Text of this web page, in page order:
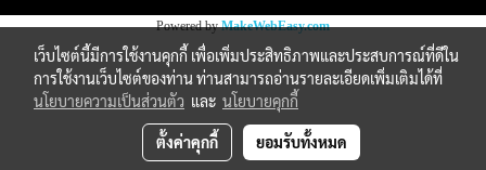
Powered byMakeWebEasy.com
เว็บไซต์นี้มีการใช้งานคุกกี้ เพื่อเพิ่มประสิทธิภาพและประสบการณ์ที่ดีใน
การใช้งานเว็บไซต์ของท่าน ท่านสามารถอ่านรายละเอียดเพิ่มเติมได้ที่
นโยบายความเป็นส่วนตัว และ นโยบายคุกกี้
ตั้งค่าคุกกี้ ยอมรับทั้งหมด